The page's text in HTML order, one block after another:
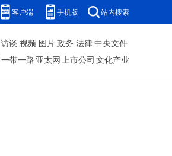
客户端 手机版 站内搜索
访谈 视频 图片政务 法律中央文件
一带一路 亚太网上市公司 文化产业